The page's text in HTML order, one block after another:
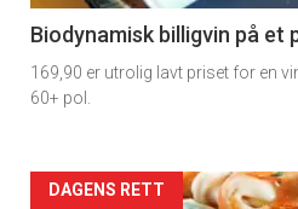
4
Biodynamisk billigvin på et
169,90 er utrolig lavt priset for en
60+ pol.
Forsiden
DAGENS RETT